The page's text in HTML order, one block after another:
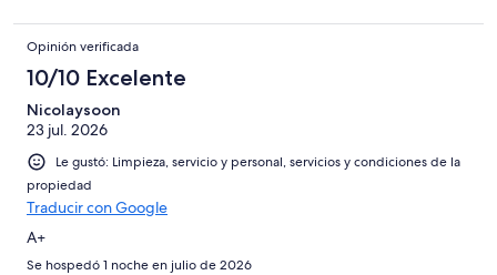
Opinión verificada
10/10 Excelente
Nicolaysoon
23 jul. 2026
Le gustó: Limpieza, servicio y personal, servicios y condiciones de la
propiedad
Traducir con Google
A+
Se hospedó 1 noche en julio de 2026